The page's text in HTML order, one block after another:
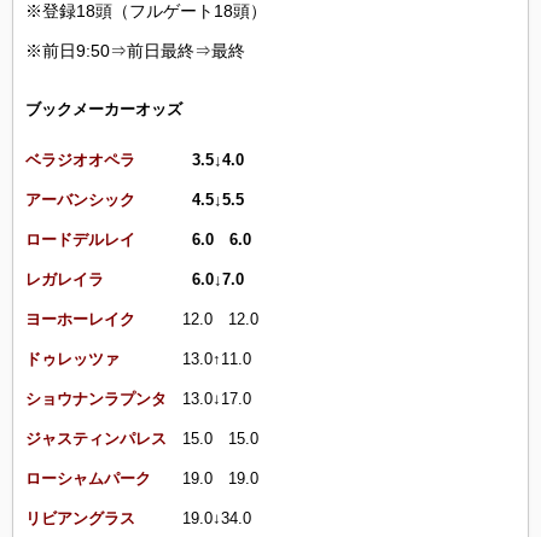
※登録18頭（フルゲート18頭）
※前日9:50⇒前日最終⇒最終
ブックメーカーオッズ
ベラジオオペラ 3.5↓4.0
アーバンシック 4.5↓5.5
ロードデルレイ 6.0 6.0
レガレイラ 6.0↓7.0
ヨーホーレイク 12.0 12.0
ドゥレッツァ 13.0↑11.0
ショウナンラプンタ 13.0↓ 17.0
ジャスティンパレス 15.0 15.0
ローシャムパーク 19.0 19.0
リビアングラス 19.0↓34.0